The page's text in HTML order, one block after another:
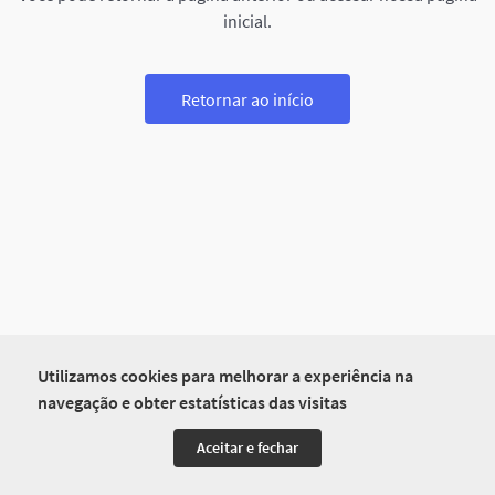
Utilizamos cookies para melhorar a experiência na
navegação e obter estatísticas das visitas
Aceitar e fechar
inicial.
Retornar ao início